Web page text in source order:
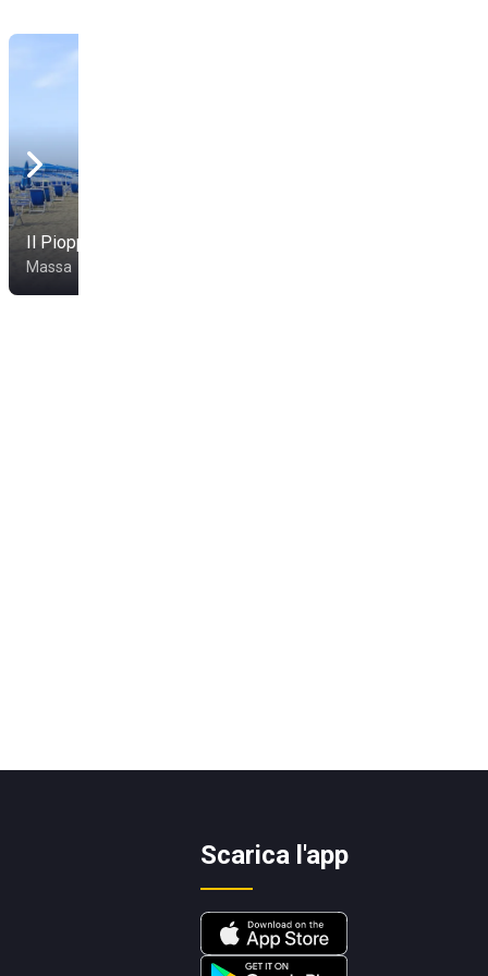
Il Pioppo
Massa
Scarica l'app